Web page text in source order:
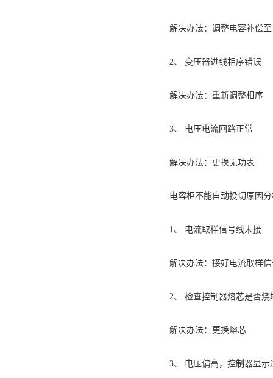
解决办法：调整电容补偿至
2、 变压器进线相序错误
解决办法：重新调整相序
3、 电压电流回路正常
解决办法：更换无功表
电容柜不能自动投切原因分
1、 电流取样信号线未接
解决办法：接好电流取样信
2、 检查控制器熔芯是否烧
解决办法：更换熔芯
3、 电压偏高，控制器显示